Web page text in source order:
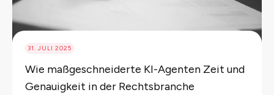
31. JULI 2025
Wie maßgeschneiderte KI-Agenten Zeit und
Genauigkeit in der Rechtsbranche